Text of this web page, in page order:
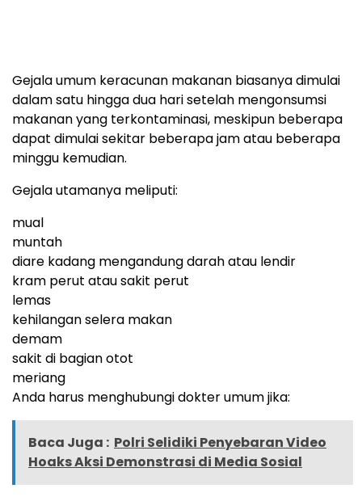
Gejala umum keracunan makanan biasanya dimulai
dalam satu hingga dua hari setelah mengonsumsi
makanan yang terkontaminasi, meskipun beberapa
dapat dimulai sekitar beberapa jam atau beberapa
minggu kemudian.
Gejala utamanya meliputi:
mual
muntah
diare kadang mengandung darah atau lendir
kram perut atau sakit perut
lemas
kehilangan selera makan
demam
sakit di bagian otot
meriang
Anda harus menghubungi dokter umum jika:
Baca Juga : Polri Selidiki Penyebaran Video
Hoaks Aksi Demonstrasi di Media Sosial